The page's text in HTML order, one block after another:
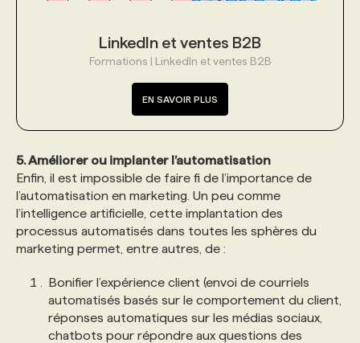
LinkedIn et ventes B2B
Formations | LinkedIn et ventes B2B
EN SAVOIR PLUS
5. Améliorer ou implanter l’automatisation
Enfin, il est impossible de faire fi de l’importance de
l’automatisation en marketing. Un peu comme
l’intelligence artificielle, cette implantation des
processus automatisés dans toutes les sphères du
marketing permet, entre autres, de :
Bonifier l’expérience client (envoi de courriels
automatisés basés sur le comportement du client,
réponses automatiques sur les médias sociaux,
chatbots pour répondre aux questions des